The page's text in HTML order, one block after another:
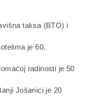
taksa (BTO) i
je 60,
radinosti je 50
Jošanici je 20